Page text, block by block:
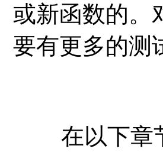
或新函数的。
要有更多的测
在以下章节